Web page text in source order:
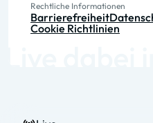
Rechtliche Informationen
Barrierefreiheit
Cookie Richtlinien